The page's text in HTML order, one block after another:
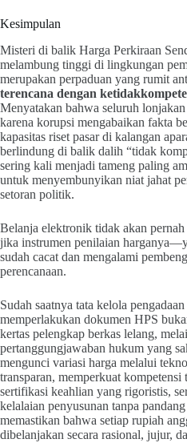
Kesimpulan
Misteri di balik Harga Perkiraan
melambung tinggi di lingkungan
merupakan perpaduan yang rumit
terencana dengan
Menyatakan bahwa seluruh
karena korupsi mengabaikan fakta
kapasitas riset pasar di kalangan
berlindung di balik dalih “tidak
sering kali menjadi tameng paling
untuk menyembunyikan niat jahat
setoran politik.
Belanja elektronik tidak akan
jika instrumen penilaian
sudah cacat dan mengalami
perencanaan.
Sudah saatnya tata kelola
memperlakukan dokumen HPS
kertas pelengkap berkas lelang,
pertanggungjawaban hukum yang
mengunci variasi harga melalui
transparan, memperkuat
sertifikasi keahlian yang rigoristis,
kelalaian penyusunan tanpa
memastikan bahwa setiap rupiah
dibelanjakan secara rasional, jujur,